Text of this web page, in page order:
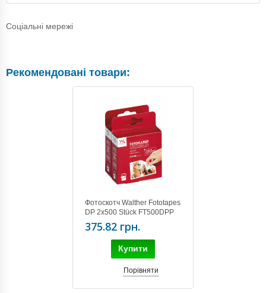
Соціальні мережі
Рекомендовані товари:
Фотоскотч Walther Fototapes
DP 2x500 Stück FT500DPP
375.82 грн.
Купити
Порівняти